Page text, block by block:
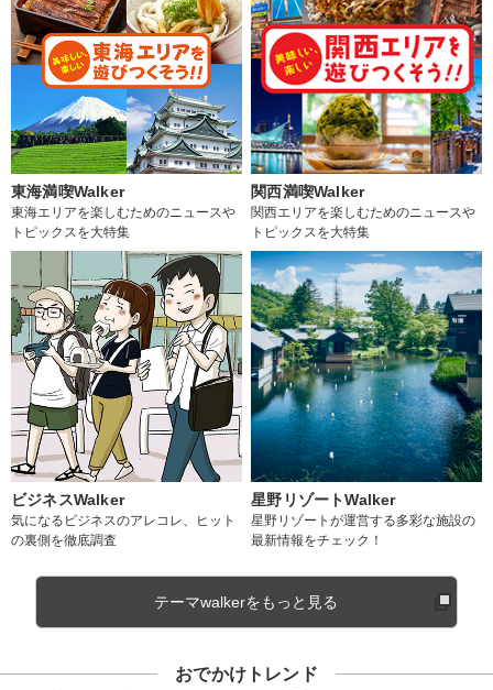
東海満喫Walker
東海エリアを楽しむためのニュースや
トピックスを大特集
関西満喫Walker
関西エリアを楽しむためのニュースや
トピックスを大特集
ビジネスWalker
気になるビジネスのアレコレ、ヒット
の裏側を徹底調査
星野リゾートWalker
星野リゾートが運営する多彩な施設の
最新情報をチェック！
テーマwalkerをもっと見る
おでかけトレンド